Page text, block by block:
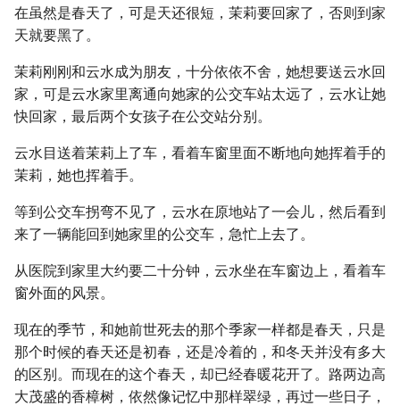
在虽然是春天了，可是天还很短，茉莉要回家了，否则到家
天就要黑了。
茉莉刚刚和云水成为朋友，十分依依不舍，她想要送云水回
家，可是云水家里离通向她家的公交车站太远了，云水让她
快回家，最后两个女孩子在公交站分别。
云水目送着茉莉上了车，看着车窗里面不断地向她挥着手的
茉莉，她也挥着手。
等到公交车拐弯不见了，云水在原地站了一会儿，然后看到
来了一辆能回到她家里的公交车，急忙上去了。
从医院到家里大约要二十分钟，云水坐在车窗边上，看着车
窗外面的风景。
现在的季节，和她前世死去的那个季家一样都是春天，只是
那个时候的春天还是初春，还是冷着的，和冬天并没有多大
的区别。而现在的这个春天，却已经春暖花开了。路两边高
大茂盛的香樟树，依然像记忆中那样翠绿，再过一些日子，